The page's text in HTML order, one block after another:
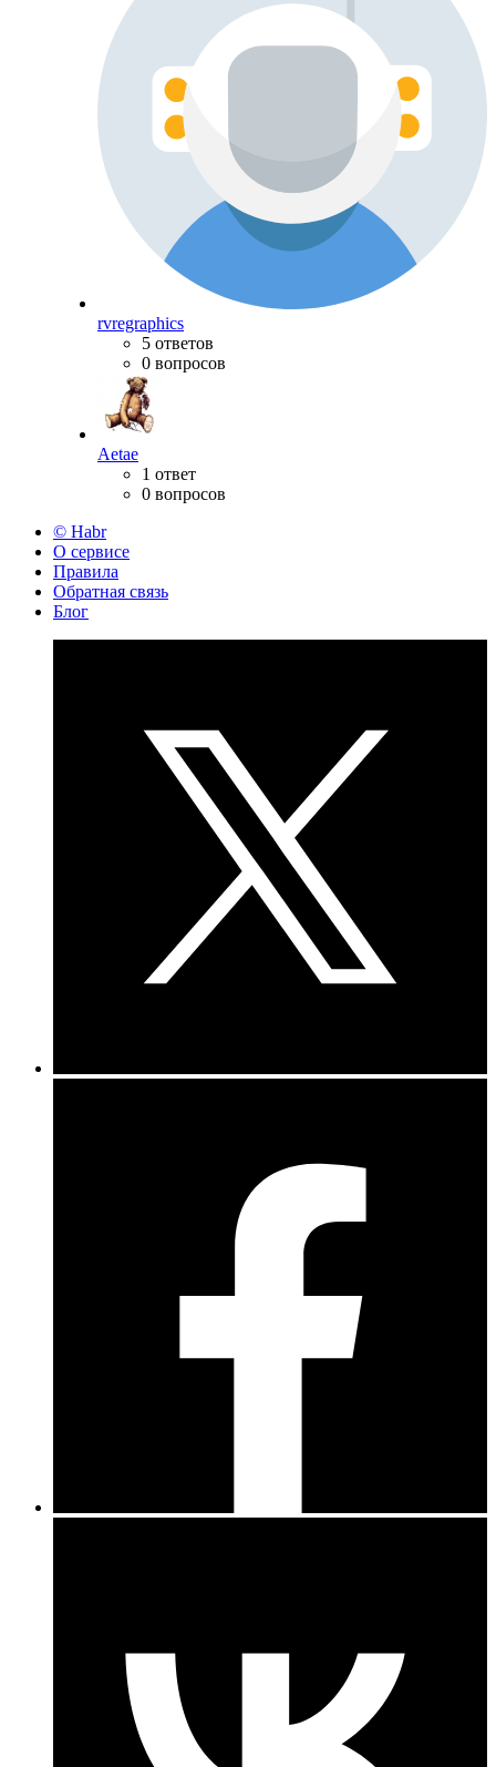
rvregraphics
5 ответов
0 вопросов
Aetae
1 ответ
0 вопросов
© Habr
О сервисе
Правила
Обратная связь
Блог